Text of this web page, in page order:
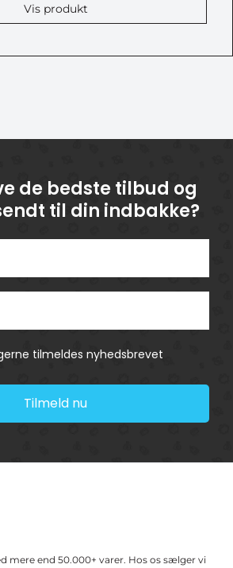
Vis produkt
de bedste tilbud og
til din indbakke?
tilmeldes nyhedsbrevet
Tilmeld nu
mere end 50.000+ varer. Hos os sælger vi